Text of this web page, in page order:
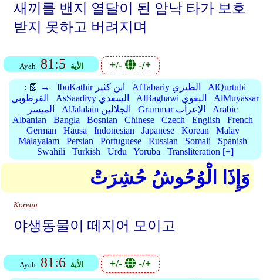
새끼를 밴지 열달이 된 암낙 타가 보호
받지 못하고 버려지며
Ayah 81:5 الأية +/- -/+
: 📗 → IbnKathir ابن كثير AtTabariy الطبري
AlQurtubi
القرطوبي
AsSaadiyy السعدي AlBaghawi البغوي
AlMuyassar
الميسر
AlJalalain الجلالين Grammar الإعراب
Arabic
Albanian
Bangla Bosnian Chinese Czech English
French
German
Hausa Indonesian Japanese Korean
Malay
Malayalam
Persian Portuguese Russian Somali
Spanish
Swahili
Turkish Urdu Yoruba Transliteration [+]
وَإِذَا الْوُحُوشُ حُشِرَتْ
Korean
야생동물이 떼지어 모이고
Ayah 81:6 الأية +/- -/+